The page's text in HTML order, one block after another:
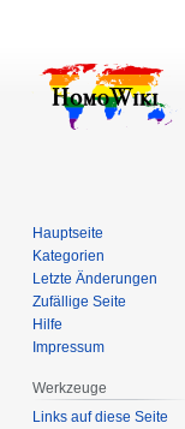
Hauptseite
Kategorien
Letzte Änderungen
Zufällige Seite
Hilfe
Impressum
Werkzeuge
Links auf diese Seite